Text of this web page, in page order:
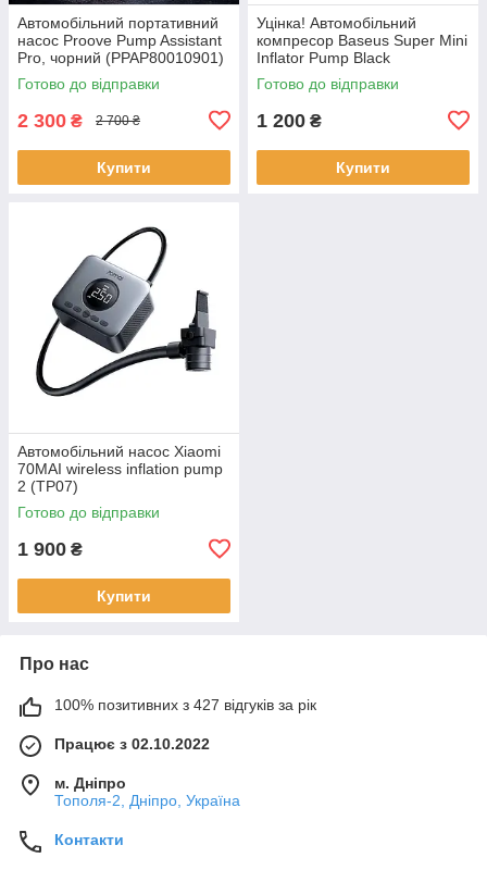
Автомобільний портативний
насос Proove Pump Assistant
Pro, чорний (PPAP80010901)
Готово до відправки
2 300 ₴ 2 700 ₴
Купити
Уцінка! Автомобільний
компресор Baseus Super Mini
Inflator Pump Black
(CRCQ000001)
Готово до відправки
1 200 ₴
Купити
Автомобільний насос Xiaomi
70MAI wireless inflation pump
2 (TP07)
Готово до відправки
1 900 ₴
Купити
Про нас
100% позитивних з 427 відгуків за рік
Працює з 02.10.2022
м. Дніпро
Тополя-2, Дніпро, Україна
Контакти